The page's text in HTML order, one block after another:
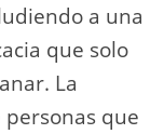
a una
que solo
La
que